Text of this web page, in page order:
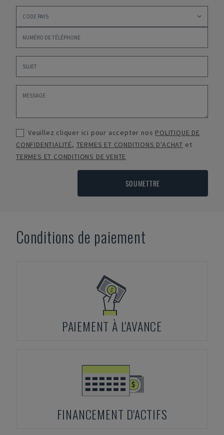
Veuillez cliquer ici pour accepter nos POLITIQUE DE
CONFIDENTIALITÉ, TERMES ET CONDITIONS D'ACHAT et
TERMES ET CONDITIONS DE VENTE
SOUMETTRE
Conditions de paiement
PAIEMENT À L'AVANCE
FINANCEMENT D'ACTIFS